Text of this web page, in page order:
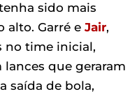
sido mais
alto. Garré e Jair,
no time inicial,
que geraram
saída de bola,